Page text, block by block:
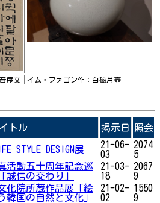
序文 イム・ファゴン作：白磁月壺
トル 掲示日 照会
STYLE DESIGN展
21-06-
03
2074
5
活動五十周年記念巡
誠信の交わり」
21-03-
18
2067
9
化院所蔵作品展「絵
韓国の自然と文化」
21-02-
02
1550
9